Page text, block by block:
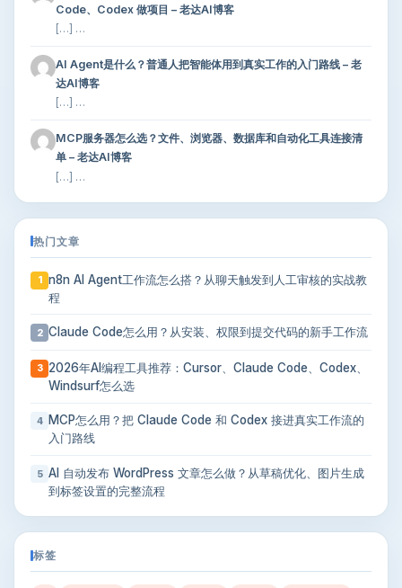
Code、Codex 做项目 – 老达AI博客
[…] …
AI Agent是什么？普通人把智能体用到真实工作的入门路线 – 老
达AI博客
[…] …
MCP服务器怎么选？文件、浏览器、数据库和自动化工具连接清
单 – 老达AI博客
[…] …
热门文章
1
n8n AI Agent工作流怎么搭？从聊天触发到人工审核的实战教
程
2 Claude Code怎么用？从安装、权限到提交代码的新手工作流
3 2026年AI编程工具推荐：Cursor、Claude Code、Codex、
Windsurf怎么选
4
MCP怎么用？把 Claude Code 和 Codex 接进真实工作流的
入门路线
5 AI 自动发布 WordPress 文章怎么做？从草稿优化、图片生成
到标签设置的完整流程
标签